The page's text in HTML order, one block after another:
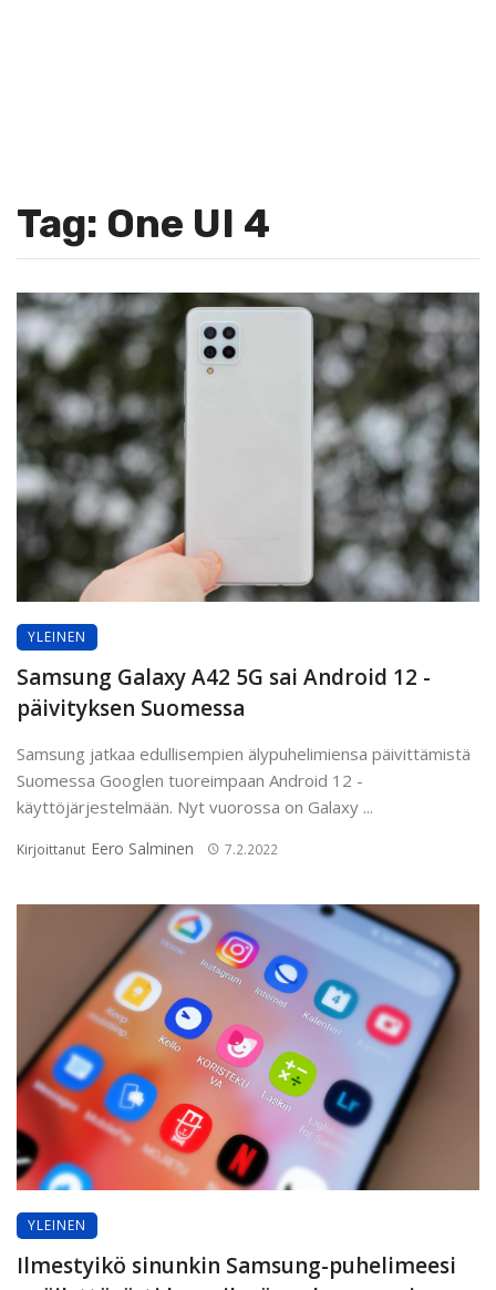
Tag: One UI 4
YLEINEN
Samsung Galaxy A42 5G sai Android 12 -
päivityksen Suomessa
Samsung jatkaa edullisempien älypuhelimiensa päivittämistä
Suomessa Googlen tuoreimpaan Android 12 -
käyttöjärjestelmään. Nyt vuorossa on Galaxy ...
Kirjoittanut Eero Salminen 7.2.2022
YLEINEN
Ilmestyikö sinunkin Samsung-puhelimeesi